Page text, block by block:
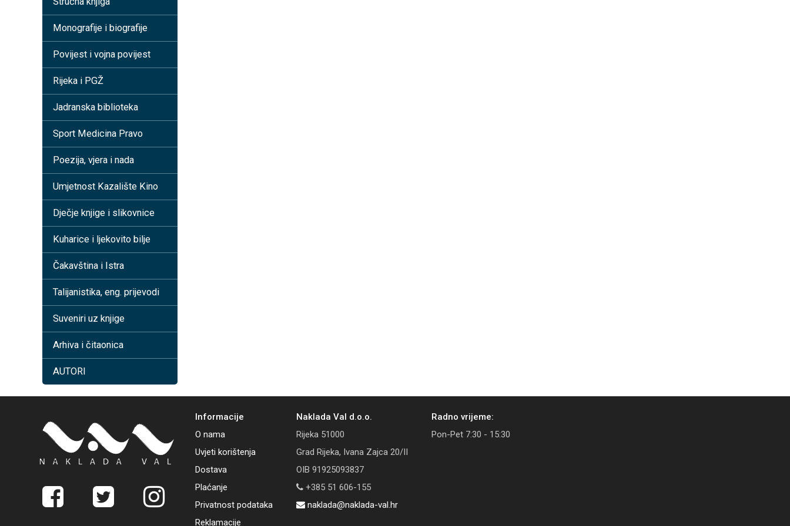
Monografije i biografije
Povijest i vojna povijest
Rijeka i PGŽ
Jadranska biblioteka
Sport Medicina Pravo
Poezija, vjera i nada
Umjetnost Kazalište Kino
Dječje knjige i slikovnice
Kuharice i ljekovito bilje
Čakavština i Istra
Talijanistika, eng. prijevodi
Suveniri uz knjige
Arhiva i čitaonica
AUTORI
Informacije
O nama
Uvjeti korištenja
Dostava
Plaćanje
Privatnost podataka
Reklamacije
Naklada Val d.o.o.
Rijeka 51000
Grad Rijeka, Ivana Zajca 20/II
OIB 91925093837
+385 51 606-155
naklada@naklada-val.hr
Radno vrijeme:
Pon-Pet 7:30 - 15:30